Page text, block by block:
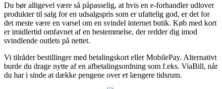
Du bør alligevel være så påpasselig, at hvis en e-forhandler udlover
produkter til salg for en udsalgspris som er ufattelig god, er det for
det meste være en varsel om en svindel internet butik. Køb med kort
er imidlertid omfavnet af en bestemmelse, der redder dig imod
svindlende outlets på nettet.
Vi tilråder bestillinger med betalingskort eller MobilePay. Alternativt
burde du drage nytte af en afbetalingsordning som f.eks. ViaBill, når
du har i sinde at dække pengene over et længere tidsrum.